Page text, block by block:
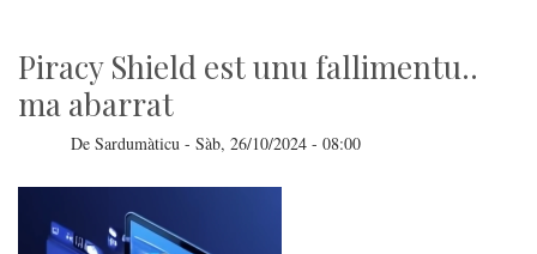
imbiat
is
datus
a
is
Stadus
Aunius
Piracy Shield est unu fallimentu..
ma abarrat
De Sardumàticu - Sàb, 26/10/2024 - 08:00